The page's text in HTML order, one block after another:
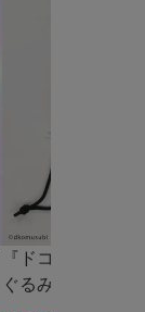
『ドコムス
ぐるみ巾着